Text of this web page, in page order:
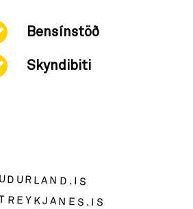
Bensínstöð
Skyndibiti